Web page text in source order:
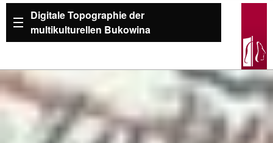
Digitale Topographie der
multikulturellen Bukowina